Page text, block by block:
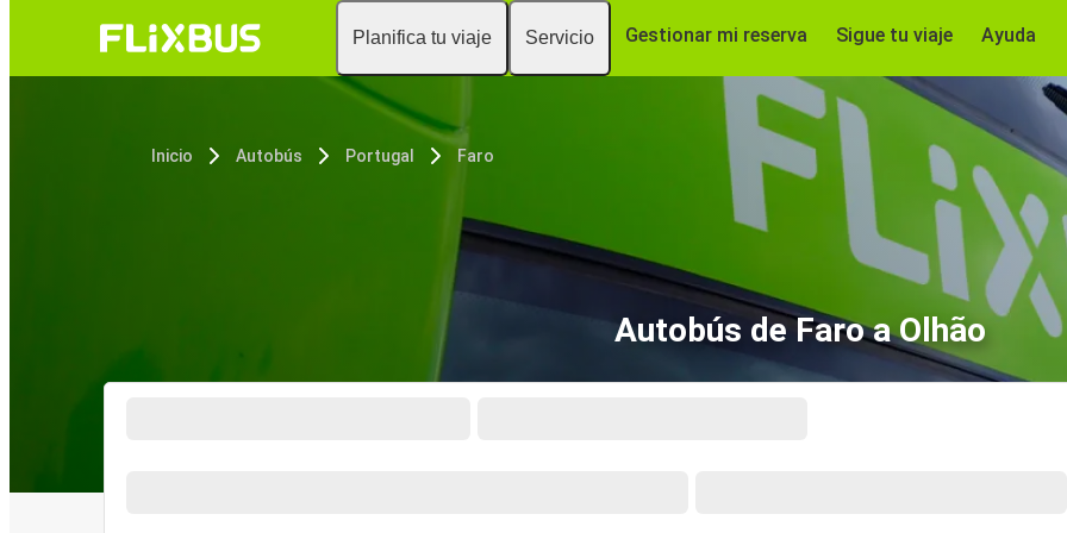
Planifica tu viaje Servicio Gestionar mi reserva Sigue tu viaje Ayuda
Inicio Autobús Portugal Faro
Autobús de Faro a Olhão